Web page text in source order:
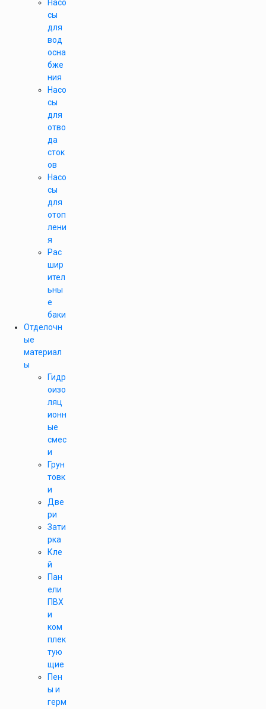
Насо
сы
для
вод
осна
бже
ния
Насо
сы
для
отво
да
сток
ов
Насо
сы
для
отоп
лени
я
Рас
шир
ител
ьны
е
баки
Отделочн
ые
материал
ы
Гидр
оизо
ляц
ионн
ые
смес
и
Грун
товк
и
Две
ри
Зати
рка
Кле
й
Пан
ели
ПВХ
и
ком
плек
тую
щие
Пен
ы и
герм